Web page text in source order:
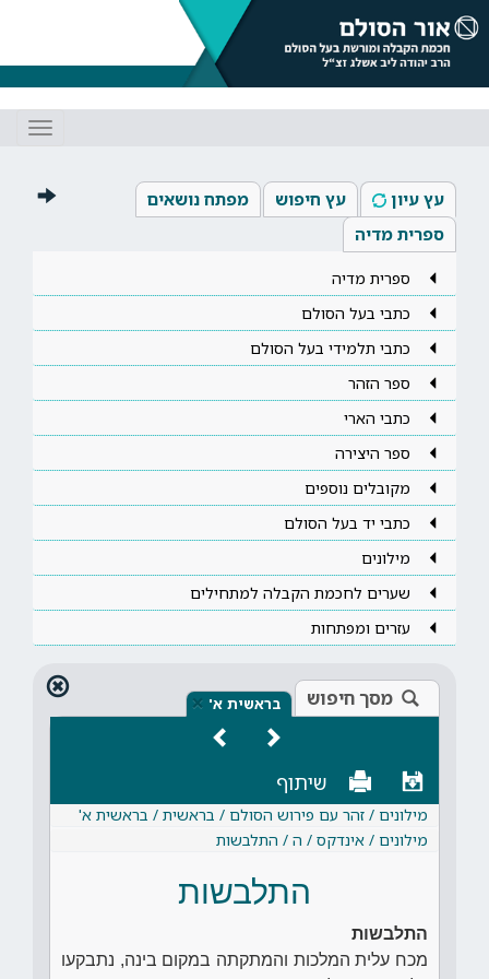
עץ עיון עץ חיפוש
מפתח נושאים
ספרית מדיה
ספרית מדיה
כתבי בעל הסולם
כתבי תלמידי בעל הסולם
ספר הזהר
כתבי הארי
ספר היצירה
מקובלים נוספים
כתבי יד בעל הסולם
מילונים
שערים לחכמת הקבלה למתחילים
עזרים ומפתחות
מסך חיפוש בראשית א' ×
שיתוף
מילונים / זהר עם פירוש הסולם / בראשית / בראשית א'
מילונים / אינדקס / ה / התלבשות
התלבשות
התלבשות
מכח עלית המלכות והמתקתה במקום בינה, נתבקעו